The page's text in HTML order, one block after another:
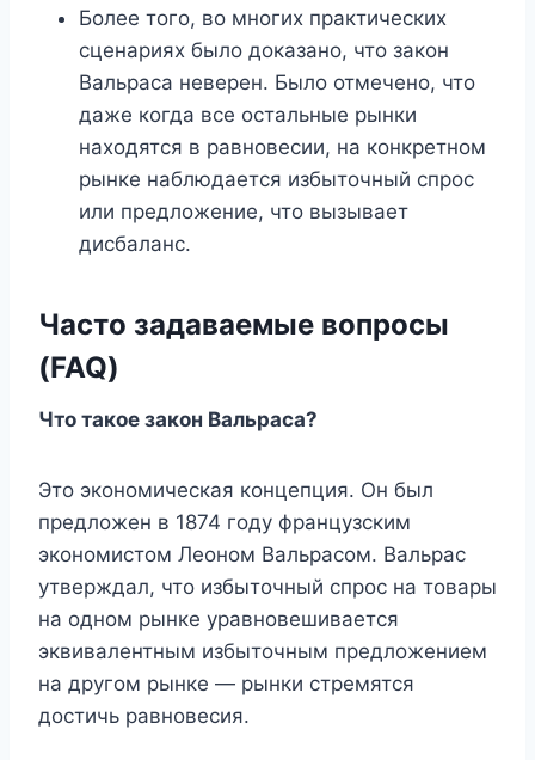
Более того, во многих практических
сценариях было доказано, что закон
Вальраса неверен. Было отмечено, что
даже когда все остальные рынки
находятся в равновесии, на конкретном
рынке наблюдается избыточный спрос
или предложение, что вызывает
дисбаланс.
Часто задаваемые вопросы
(FAQ)
Что такое закон Вальраса?
Это экономическая концепция. Он был
предложен в 1874 году французским
экономистом Леоном Вальрасом. Вальрас
утверждал, что избыточный спрос на товары
на одном рынке уравновешивается
эквивалентным избыточным предложением
на другом рынке — рынки стремятся
достичь равновесия.